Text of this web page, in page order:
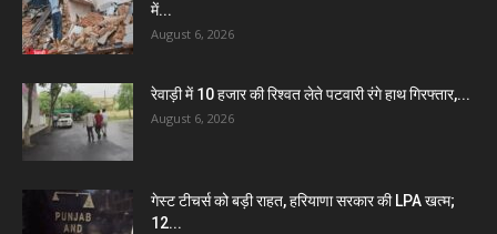
में...
August 6, 2026
रेवाड़ी में 10 हजार की रिश्वत लेते पटवारी रंगे हाथ गिरफ्तार,...
August 6, 2026
गेस्ट टीचर्स को बड़ी राहत, हरियाणा सरकार की LPA खत्म;
12...